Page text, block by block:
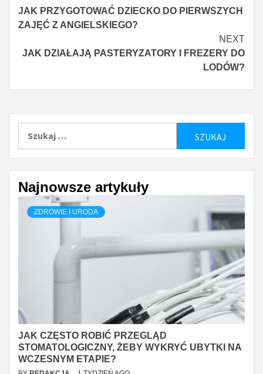
Reading
JAK PRZYGOTOWAĆ DZIECKO DO PIERWSZYCH
ZAJĘĆ Z ANGIELSKIEGO?
NEXT
JAK DZIAŁAJĄ PASTERYZATORY I FREZERY DO
LODÓW?
Najnowsze artykuły
ZDROWIE I URODA
JAK CZĘSTO ROBIĆ PRZEGLĄD
STOMATOLOGICZNY, ŻEBY WYKRYĆ UBYTKI NA
WCZESNYM ETAPIE?